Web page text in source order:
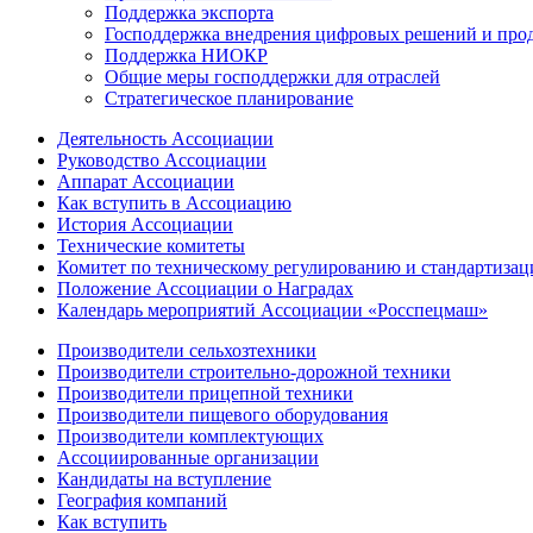
Поддержка экспорта
Господдержка внедрения цифровых решений и
Поддержка НИОКР
Общие меры господдержки для отраслей
Стратегическое планирование
Деятельность Ассоциации
Руководство Ассоциации
Аппарат Ассоциации
Как вступить в Ассоциацию
История Ассоциации
Технические комитеты
Комитет по техническому регулированию и
Положение Ассоциации о Наградах
Календарь мероприятий Ассоциации «Росспецмаш»
Производители сельхозтехники
Производители строительно-дорожной техники
Производители прицепной техники
Производители пищевого оборудования
Производители комплектующих
Ассоциированные организации
Кандидаты на вступление
География компаний
Как вступить